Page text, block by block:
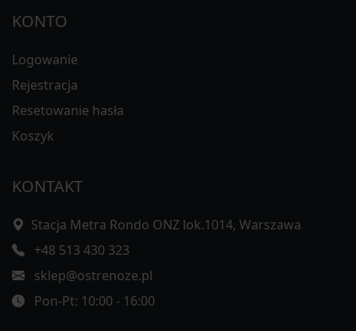
KONTO
Logowanie
Rejestracja
Resetowanie hasła
Koszyk
KONTAKT
Stacja Metra Rondo ONZ lok.1014, Warszawa
+48 513 430 323
sklep@ostrenoze.pl
Pon-Pt: 10:00 - 16:00